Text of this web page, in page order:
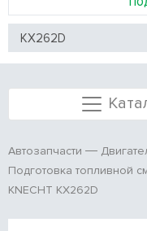
Автозапчасти
Подготовка топливной
KNECHT KX262D